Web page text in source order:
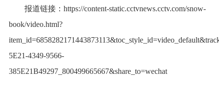
报道链接：https://content-static.cctvnews.cctv.com/snow-
book/video.html?
5E21-4349-9566-
385E21B49297_800499665667&share_to=wechat